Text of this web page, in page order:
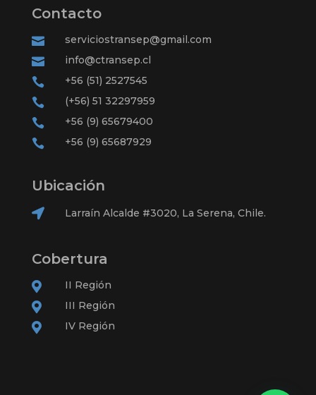
Contacto

serviciostransep@gmail.com

info@ctransep.cl

+56 (51) 2527545

(+56) 51 32297959

+56 (9) 65679400

+56 (9) 65687929
Ubicación
 Larraín Alcalde #3020, La Serena, Chile.
Cobertura

II Región

III Región

IV Región